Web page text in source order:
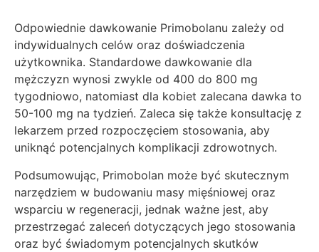
Odpowiednie dawkowanie Primobolanu zależy od
indywidualnych celów oraz doświadczenia
użytkownika. Standardowe dawkowanie dla
mężczyzn wynosi zwykle od 400 do 800 mg
tygodniowo, natomiast dla kobiet zalecana dawka to
50-100 mg na tydzień. Zaleca się także konsultację z
lekarzem przed rozpoczęciem stosowania, aby
uniknąć potencjalnych komplikacji zdrowotnych.
Podsumowując, Primobolan może być skutecznym
narzędziem w budowaniu masy mięśniowej oraz
wsparciu w regeneracji, jednak ważne jest, aby
przestrzegać zaleceń dotyczących jego stosowania
oraz być świadomym potencjalnych skutków